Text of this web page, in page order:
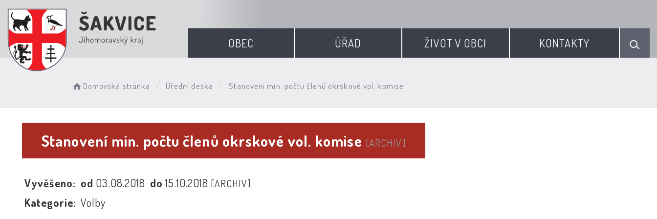
OBEC ÚŘAD ŽIVOT V OBCI KONTAKTY
Domovská stránka Úřední deska Stanovení min. počtu členů okrskové vol. komise
Stanovení min. počtu členů okrskové vol. komise [ARCHIV]
Vyvěšeno: od 03.08.2018 do15.10.2018 [ARCHIV]
Kategorie: Volby